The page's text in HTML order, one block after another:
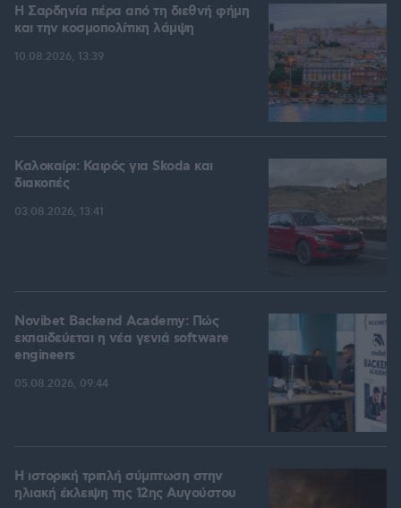
Η Σαρδηνία πέρα από τη διεθνή φήμη
και την κοσμοπολίτικη λάμψη
10.08.2026, 13:39
Καλοκαίρι: Καιρός για Skoda και
διακοπές
03.08.2026, 13:41
Novibet Backend Academy: Πώς
εκπαιδεύεται η νέα γενιά software
engineers
05.08.2026, 09:44
Η ιστορική τριπλή σύμπτωση στην
ηλιακή έκλειψη της 12ης Αυγούστου